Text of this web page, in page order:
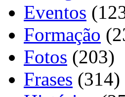
Eventos
Formação
Fotos (203)
Frases (314)